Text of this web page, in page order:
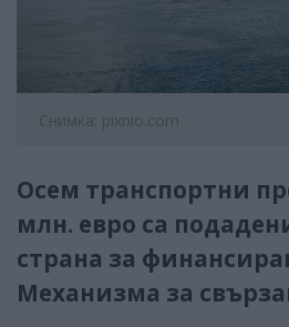
Снимка: pixnio.com
Осем транспортни
млн. евро са
страна за
Механизма за